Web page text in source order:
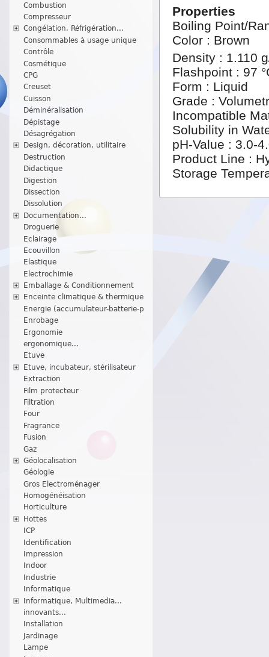
Combustion
Compresseur
Congélation, Réfrigération...
Consommables à usage unique
Contrôle
Cosmétique
CPG
Creuset
Cuisson
Déminéralisation
Dépistage
Désagrégation
Design, décoration, utilitaire
Destruction
Didactique
Digestion
Dissection
Dissolution
Documentation...
Droguerie
Eclairage
Ecouvillon
Elastique
Electrochimie
Emballage & Conditionnement
Enceinte climatique & thermique
Energie (accumulateur-batterie-p
Enrobage
Ergonomie
ergonomique...
Etuve
Etuve, incubateur, stérilisateur
Extraction
Film protecteur
Filtration
Four
Fragrance
Fusion
Gaz
Géolocalisation
Géologie
Gros Electroménager
Homogénéisation
Horticulture
Hottes
ICP
Identification
Impression
Indoor
Industrie
Informatique
Informatique, Multimedia...
innovants...
Installation
Jardinage
Lampe
Properties
Boiling Point/
Color : Brown
Density : 1.110
Flashpoint : 97
Form : Liquid
Grade :
Incompatible
Solubility in
pH-Value : 3.0-
Product Line :
Storage